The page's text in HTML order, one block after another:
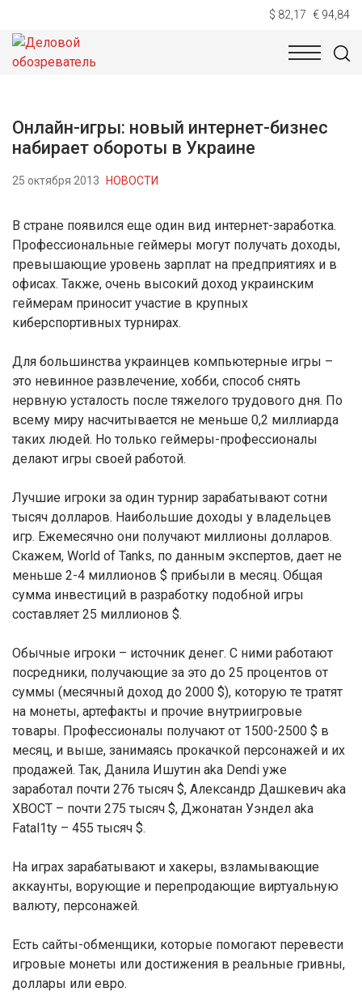
$ 82,17 € 94,84
НОВОСТИ
Онлайн-игры: новый интернет-бизнес
набирает обороты в Украине
25 октября 2013 НОВОСТИ
В стране появился еще один вид интернет-заработка.
Профессиональные геймеры могут получать доходы,
превышающие уровень зарплат на предприятиях и в
офисах. Также, очень высокий доход украинским
геймерам приносит участие в крупных
киберспортивных турнирах.
Для большинства украинцев компьютерные игры –
это невинное развлечение, хобби, способ снять
нервную усталость после тяжелого трудового дня. По
всему миру насчитывается не меньше 0,2 миллиарда
таких людей. Но только геймеры-профессионалы
делают игры своей работой.
Лучшие игроки за один турнир зарабатывают сотни
тысяч долларов. Наибольшие доходы у владельцев
игр. Ежемесячно они получают миллионы долларов.
Скажем, World of Tanks, по данным экспертов, дает не
меньше 2-4 миллионов $ прибыли в месяц. Общая
сумма инвестиций в разработку подобной игры
составляет 25 миллионов $.
Обычные игроки – источник денег. С ними работают
посредники, получающие за это до 25 процентов от
суммы (месячный доход до 2000 $), которую те тратят
на монеты, артефакты и прочие внутриигровые
товары. Профессионалы получают от 1500-2500 $ в
месяц, и выше, занимаясь прокачкой персонажей и их
продажей. Так, Данила Ишутин aka Dendi уже
заработал почти 276 тысяч $, Александр Дашкевич aka
ХВОСТ – почти 275 тысяч $, Джонатан Уэндел aka
Fatal1ty – 455 тысяч $.
На играх зарабатывают и хакеры, взламывающие
аккаунты, ворующие и перепродающие виртуальную
валюту, персонажей.
Есть сайты-обменщики, которые помогают перевести
игровые монеты или достижения в реальные гривны,
доллары или евро.